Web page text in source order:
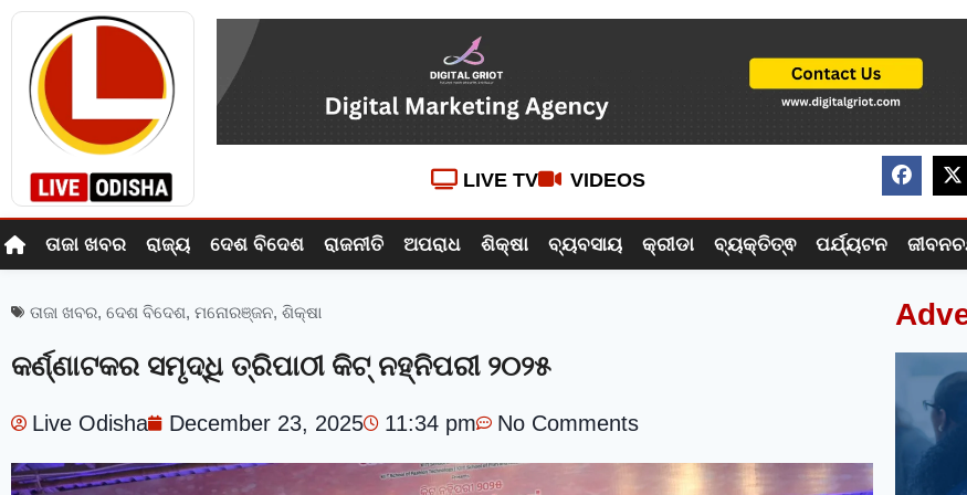
LIVE TV VIDEOS
ତାଜା ଖବର ରାଜ୍ୟ ଦେଶ ବିଦେଶ ରାଜନୀତି ଅପରାଧ ଶିକ୍ଷା ବ୍ୟବସାୟ କ୍ରୀଡା ବ୍ୟକ୍ତିତ୍ଵ ପର୍ଯ୍ୟଟନ
ତାଜା ଖବର, ଦେଶ ବିଦେଶ, ମନୋରଞ୍ଜନ, ଶିକ୍ଷା
କର୍ଣ୍ଣାଟକର ସମୃଦ୍ଧି ତ୍ରିପାଠୀ କିଟ୍ ନହ୍ନିପରୀ ୨୦୨୫
Live Odisha December 23, 2025 11:34 pm No Comments